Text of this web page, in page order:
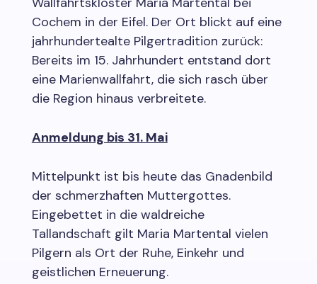
Cochem in der Eifel. Der Ort blickt auf eine
jahrhundertealte Pilgertradition zurück:
Bereits im 15. Jahrhundert entstand dort
eine Marienwallfahrt, die sich rasch über
die Region hinaus verbreitete.
Anmeldung bis 31. Mai
Mittelpunkt ist bis heute das Gnadenbild
der schmerzhaften Muttergottes.
Eingebettet in die waldreiche
Tallandschaft gilt Maria Martental vielen
Pilgern als Ort der Ruhe, Einkehr und
geistlichen Erneuerung.